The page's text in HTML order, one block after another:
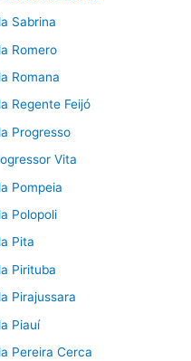
Sabrina
Romero
Romana
Regente Feijó
Progresso
Vita
Pompeia
Polopoli
Pita
Pirituba
Pirajussara
Piauí
Pereira Cerca